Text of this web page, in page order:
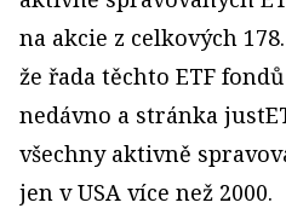
na akcie z celkových
že řada těchto ETF
nedávno a stránka
všechny aktivně
jen v USA více než 2000.